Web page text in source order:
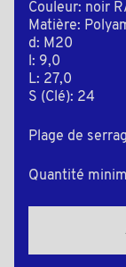
Couleur: noir
Matière:
d: M20
l: 9,0
L: 27,0
S (Clé): 24
Plage de
Quantité